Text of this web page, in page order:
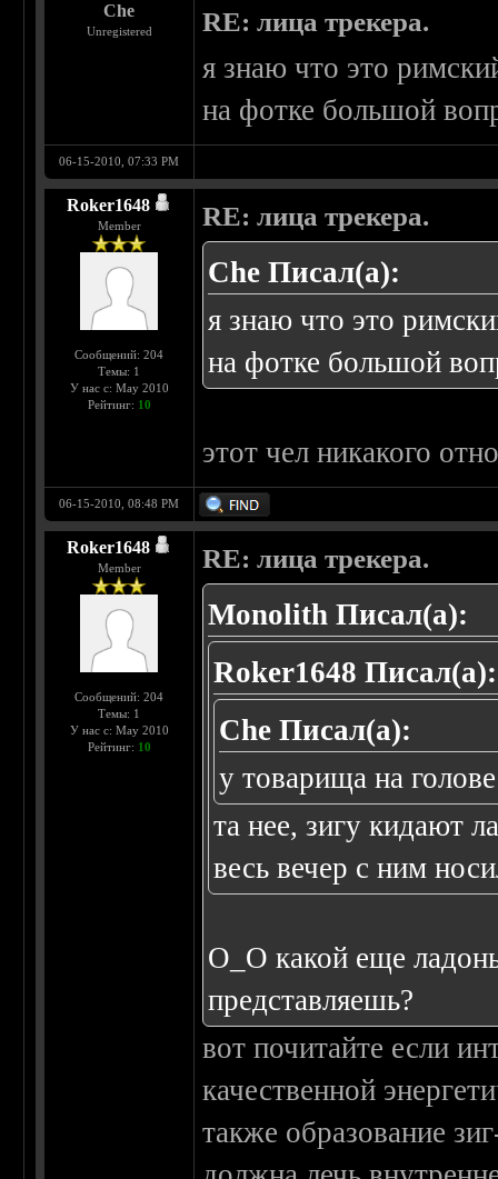
Che
Unregistered RE: лица трекера.
я знаю что это
на фотке большой
06-15-2010, 07:33 PM
Roker1648
Member
Сообщений: 204
Темы: 1
У нас с: May 2010
Рейтинг: 10
RE: лица трекера.
Che Писал(а):
я знаю что это
на фотке большой
этот чел никакого
06-15-2010, 08:48 PM
Roker1648
Member
Сообщений: 204
Темы: 1
У нас с: May 2010
Рейтинг: 10
RE: лица трекера.
Monolith Писал(а):
Roker1648 Писал(а):
Che Писал(а):
у товарища на
та нее, зигу кидают
весь вечер с ним
О_О какой еще
представляешь?
вот почитайте если
качественной
также образование